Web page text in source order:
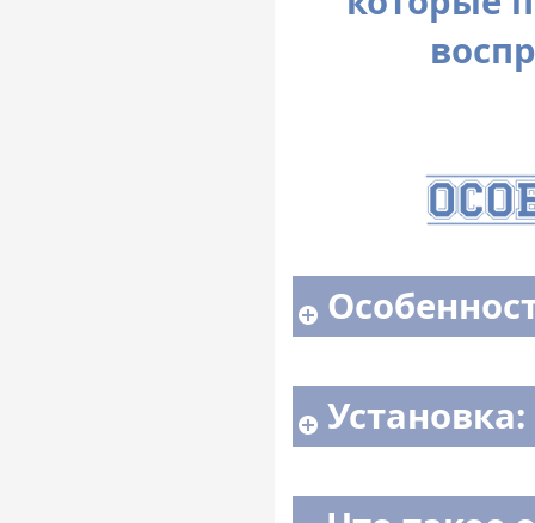
Установка: